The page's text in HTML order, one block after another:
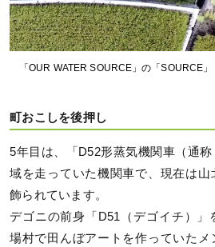
「OUR WATER SOURCE」の「SOURCE
町おこしを後押し
5年目は、「D52形蒸気機関車（通
域を走っていた機関車で、現在は山
飾られています。
デゴニの前身「D51（デゴイチ）」
場村で田んぼアートを作っていた